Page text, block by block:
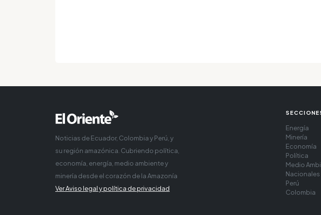
Noticias de Ecuador, Colombia y Perú, y
su región amazónica. Cubriendo política,
economía, energía, medio ambiente y
minería desde el corazón de la Amazonía
Ver Aviso legal y política de privacidad
Energía
Minería
Economía
Política
Medio
Nacionales
Perú
Colombia